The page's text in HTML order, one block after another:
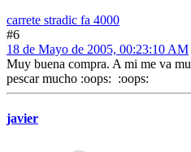
carrete stradic fa 4000
#6
18 de Mayo de 2005, 00:23:10 AM
Muy buena compra. A mi me va
pescar mucho :oops: :oops:
javier